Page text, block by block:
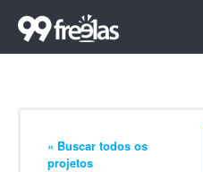
« Buscar todos os
projetos